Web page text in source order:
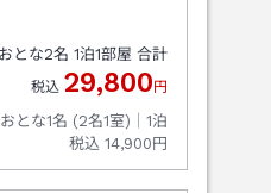
おとな2名 1泊1部屋 合計
税込 29,800 円
おとな1名 (2名1室)｜ 1泊
税込 14,900円